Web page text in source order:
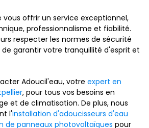
offrir un service exceptionnel,
professionnalisme et fiabilité.
respecter les normes de sécurité
de garantir votre tranquillité d'esprit et
Adoucil'eau, votre expert en
, pour tous vos besoins en
et de climatisation. De plus, nous
l'installation d'adoucisseurs d'eau
de panneaux photovoltaïques pour